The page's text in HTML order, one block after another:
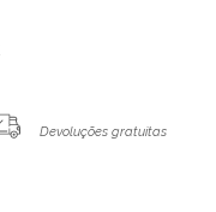
Devoluções gratuitas